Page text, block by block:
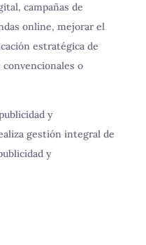
campañas de
online, mejorar el
estratégica de
o
y
gestión integral de
y